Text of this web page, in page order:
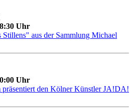
Uhr
aus der Sammlung Michael
Uhr
präsentiert den Kölner Künstler JA!DA!